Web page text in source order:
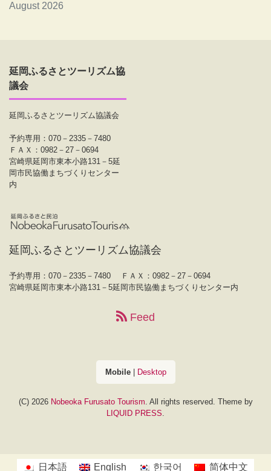
August 2026
延岡ふるさとツーリズム協
議会
延岡ふるさとツーリズム協議会
予約専用：070－2335－7480
ＦＡＸ：0982－27－0694
宮崎県延岡市東本小路131－5延
岡市民協働まちづくりセンター
内
延岡ふるさとツーリズム協議会
予約専用：070－2335－7480
ＦＡＸ：0982－27－0694
宮崎県延岡市東本小路131－5延岡市民協働まちづくりセンター内
Feed
Mobile| Desktop
(C) 2026 Nobeoka Furusato Tourism. All rights reserved. Theme by
LIQUID PRESS.
日本語 English 한국어 简体中文